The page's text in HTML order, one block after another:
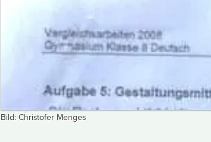
Bild: Christofer Menges